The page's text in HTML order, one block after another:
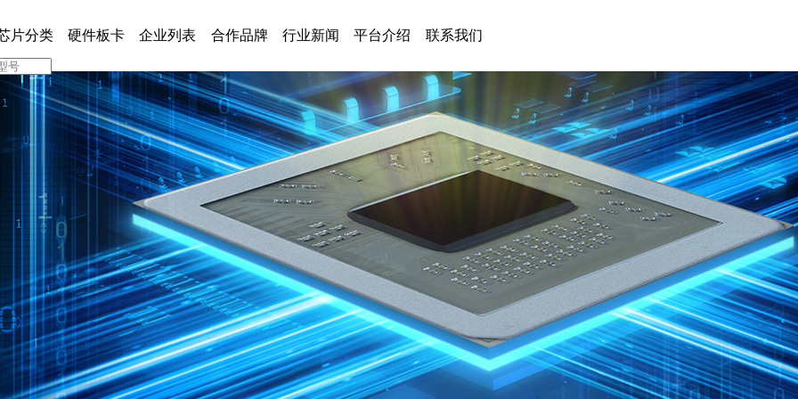
片分类 硬件板卡 企业列表 合作品牌 行业新闻 平台介绍 联系我们